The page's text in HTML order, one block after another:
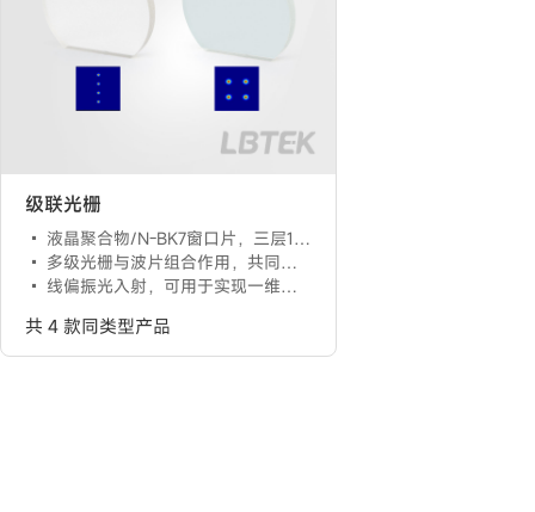
级联光栅
液晶聚合物/N-BK7窗口片，三层1英寸双切边衬底
多级光栅与波片组合作用，共同构成分束功能
线偏振光入射，可用于实现一维或二维均匀分束
共 4 款同类型产品